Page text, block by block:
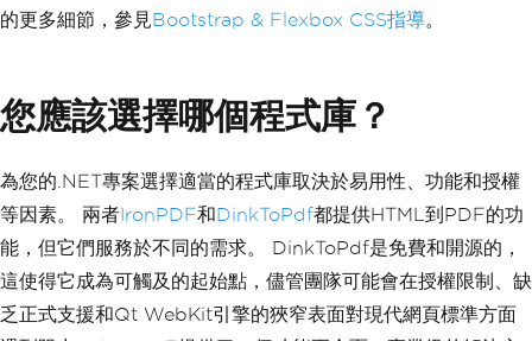
            <tbody>
                    <td class='text-en
d'>10</td>
d'>$150.00</td>
                    <td class='text-en
d'>$1,500.00</td>
                </tr>
                <tr>
                    <td>Software Licen
se</td>
                    <td class='text-en
的更多細節，參見Bootstrap & Flexbox CSS指導。
您應該選擇哪個程式庫？
為您的.NET專案選擇適當的程式庫取決於易用性、功能和授權
等因素。 兩者IronPDF和DinkToPdf都提供HTML到PDF的功
能，但它們服務於不同的需求。 DinkToPdf是免費和開源的，
這使得它成為可觸及的起始點，儘管團隊可能會在授權限制、缺
乏正式支援和Qt WebKit引擎的狹窄表面對現代網頁標準方面